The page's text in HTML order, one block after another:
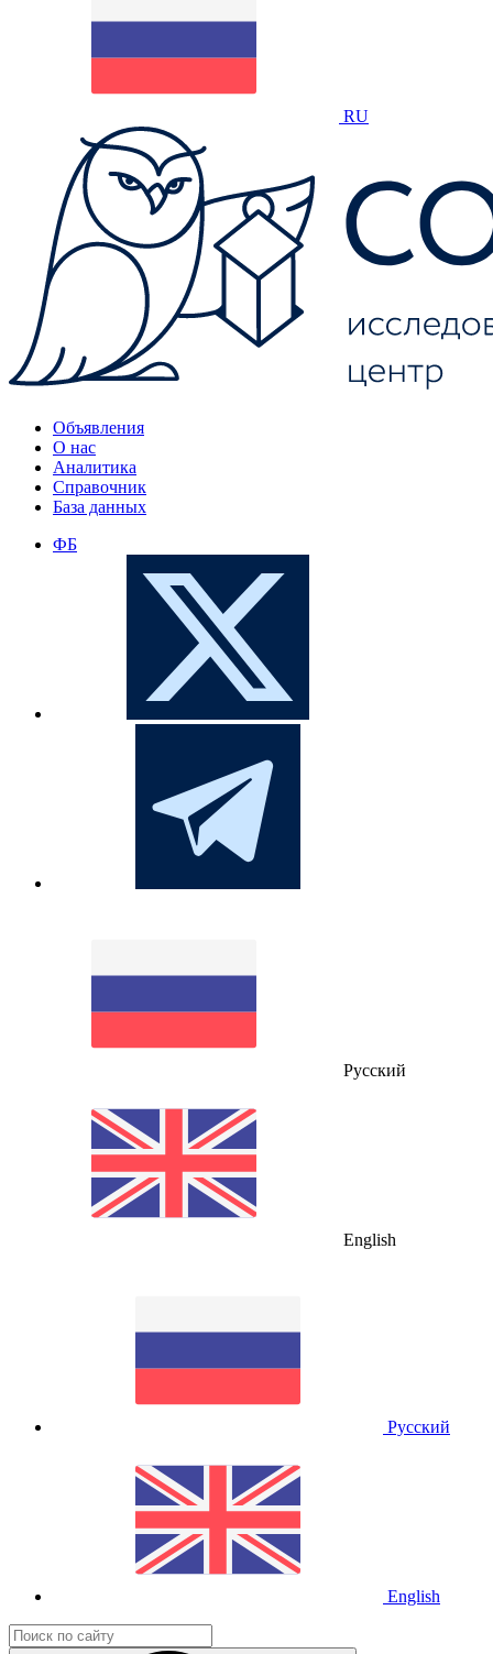
RU
Объявления
О нас
Аналитика
Справочник
База данных
ФБ
Русский
English
Русский
English